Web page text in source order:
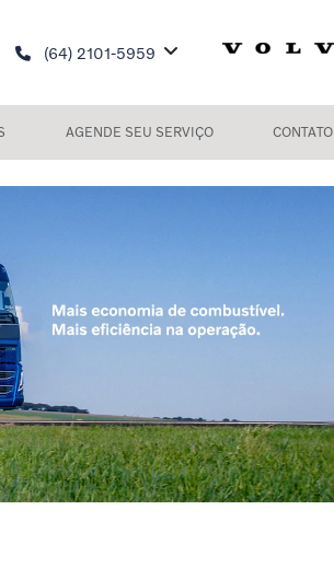
(64) 2101-5959
AGENDE SEU SERVIÇO CONTATO